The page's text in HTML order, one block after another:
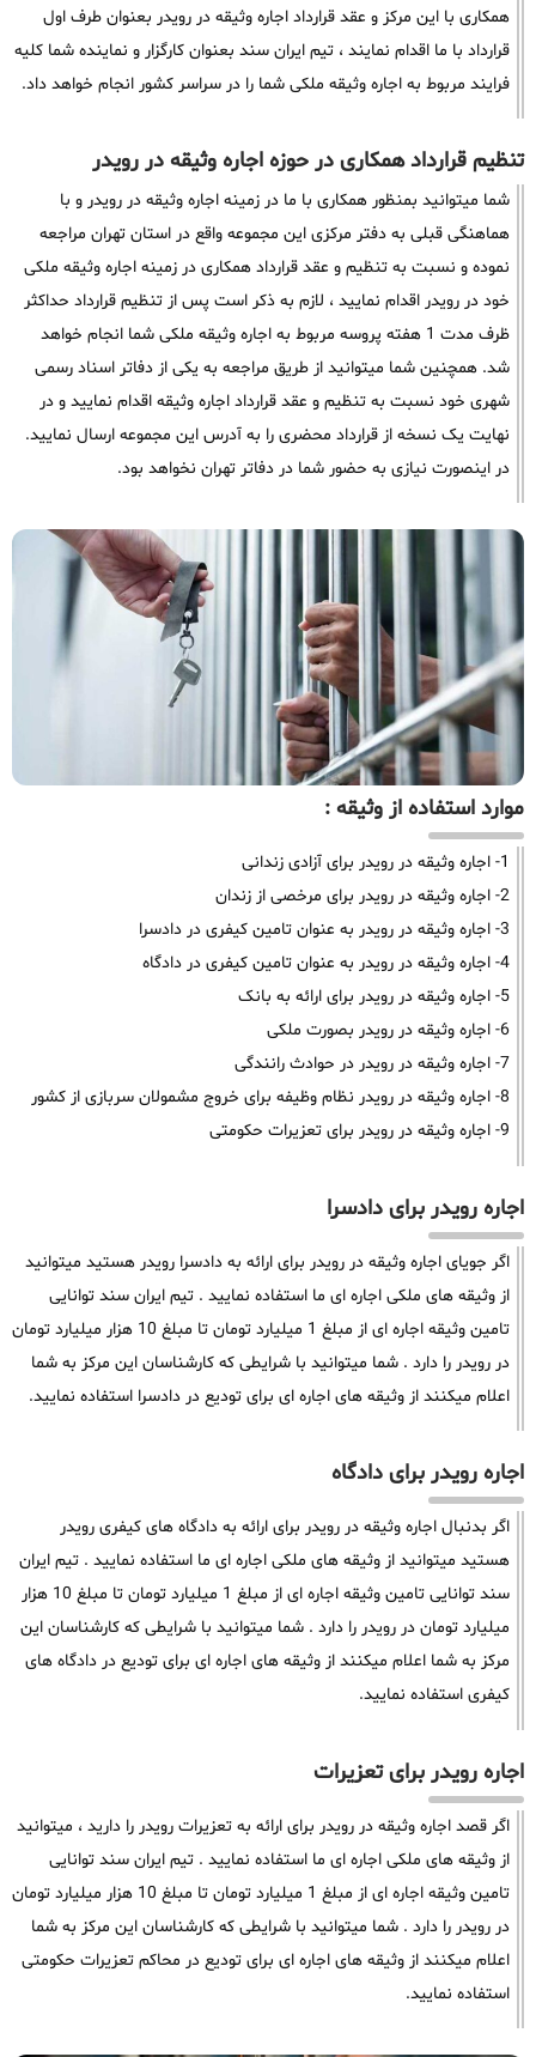
همکاری با این مرکز و عقد قرارداد اجاره وثیقه در رویدر بعنوان طرف اول
قرارداد با ما اقدام نمایند ، تیم ایران سند بعنوان کارگزار و نماینده شما کلیه
فرایند مربوط به اجاره وثیقه ملکی شما را در سراسر کشور انجام خواهد داد.
تنظیم قرارداد همکاری در حوزه اجاره وثیقه در رویدر
شما میتوانید بمنظور همکاری با ما در زمینه اجاره وثیقه در رویدر و با
هماهنگی قبلی به دفتر مرکزی این مجموعه واقع در استان تهران مراجعه
نموده و نسبت به تنظیم و عقد قرارداد همکاری در زمینه اجاره وثیقه ملکی
خود در رویدر اقدام نمایید ، لازم به ذکر است پس از تنظیم قرارداد حداکثر
ظرف مدت 1 هفته پروسه مربوط به اجاره وثیقه ملکی شما انجام خواهد
شد. همچنین شما میتوانید از طریق مراجعه به یکی از دفاتر اسناد رسمی
شهری خود نسبت به تنظیم و عقد قرارداد اجاره وثیقه اقدام نمایید و در
نهایت یک نسخه از قرارداد محضری را به آدرس این مجموعه ارسال نمایید.
در اینصورت نیازی به حضور شما در دفاتر تهران نخواهد بود.
موارد استفاده از وثیقه :
1- اجاره وثیقه در رویدر برای آزادی زندانی
2- اجاره وثیقه در رویدر برای مرخصی از زندان
3- اجاره وثیقه در رویدر به عنوان تامین کیفری در دادسرا
4- اجاره وثیقه در رویدر به عنوان تامین کیفری در دادگاه
5- اجاره وثیقه در رویدر برای ارائه به بانک
6- اجاره وثیقه در رویدر بصورت ملکی
7- اجاره وثیقه در رویدر در حوادث رانندگی
8- اجاره وثیقه در رویدر نظام وظیفه برای خروج مشمولان سربازی از کشور
9- اجاره وثیقه در رویدر برای تعزیرات حکومتی
اجاره رویدر برای دادسرا
اگر جویای اجاره وثیقه در رویدر برای ارائه به دادسرا رویدر هستید میتوانید
از وثیقه های ملکی اجاره ای ما استفاده نمایید . تیم ایران سند توانایی
تامین وثیقه اجاره ای از مبلغ 1 میلیارد تومان تا مبلغ 10 هزار میلیارد تومان
در رویدر را دارد . شما میتوانید با شرایطی که کارشناسان این مرکز به شما
اعلام میکنند از وثیقه های اجاره ای برای تودیع در دادسرا استفاده نمایید.
اجاره رویدر برای دادگاه
اگر بدنبال اجاره وثیقه در رویدر برای ارائه به دادگاه های کیفری رویدر
هستید میتوانید از وثیقه های ملکی اجاره ای ما استفاده نمایید . تیم ایران
سند توانایی تامین وثیقه اجاره ای از مبلغ 1 میلیارد تومان تا مبلغ 10 هزار
میلیارد تومان در رویدر را دارد . شما میتوانید با شرایطی که کارشناسان این
مرکز به شما اعلام میکنند از وثیقه های اجاره ای برای تودیع در دادگاه های
کیفری استفاده نمایید.
اجاره رویدر برای تعزیرات
اگر قصد اجاره وثیقه در رویدر برای ارائه به تعزیرات رویدر را دارید ، میتوانید
از وثیقه های ملکی اجاره ای ما استفاده نمایید . تیم ایران سند توانایی
تامین وثیقه اجاره ای از مبلغ 1 میلیارد تومان تا مبلغ 10 هزار میلیارد تومان
در رویدر را دارد . شما میتوانید با شرایطی که کارشناسان این مرکز به شما
اعلام میکنند از وثیقه های اجاره ای برای تودیع در محاکم تعزیرات حکومتی
استفاده نمایید.